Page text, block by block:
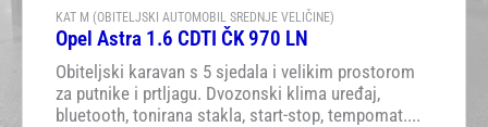
KAT M (OBITELJSKI AUTOMOBIL SREDNJE VELIČINE)
Opel Astra 1.6 CDTI ČK 970 LN
Obiteljski karavan s 5 sjedala i velikim prostorom
za putnike i prtljagu. Dvozonski klima uređaj,
bluetooth, tonirana stakla, start-stop, tempomat....